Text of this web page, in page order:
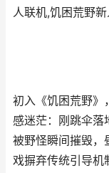
人联机,饥困荒野
初入《饥困荒野》
感迷茫：刚跳伞落
被野怪瞬间摧毁，
戏摒弃传统引导